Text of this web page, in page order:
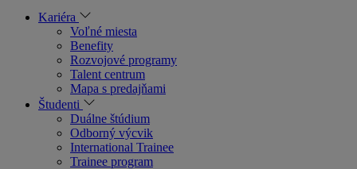
Kariéra
Voľné miesta
Benefity
Rozvojové programy
Talent centrum
Mapa s predajňami
Študenti
Duálne štúdium
Odborný výcvik
International Trainee
Trainee program